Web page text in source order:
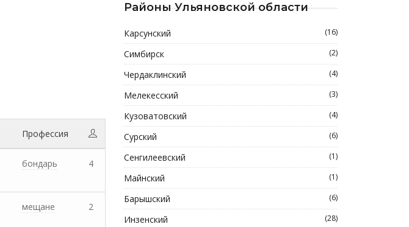
Профессия
бондарь 4
мещане 2
Районы Ульяновской области
Карсунский (16)
Симбирск (2)
Чердаклинский (4)
Мелекесский (3)
Кузоватовский (4)
Сурский (6)
Сенгилеевский (1)
Майнский (1)
Барышский (6)
Инзенский (28)